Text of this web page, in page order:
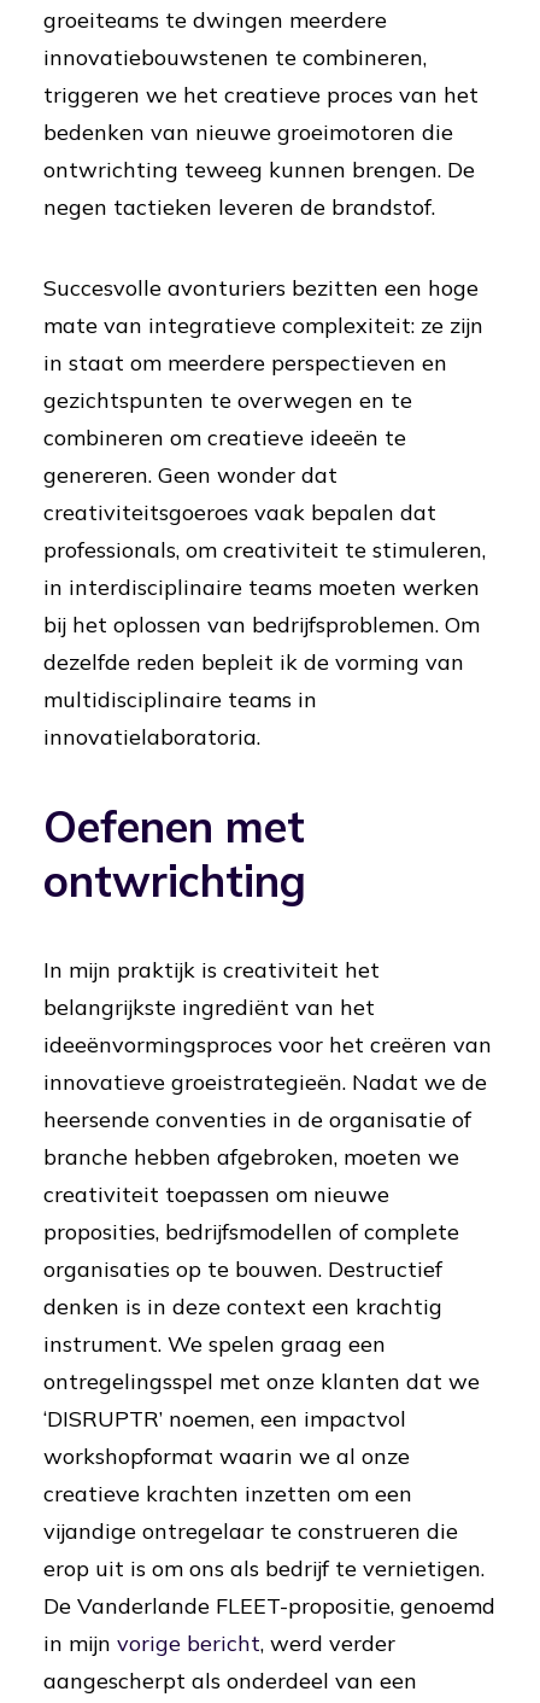
groeiteams te dwingen meerdere
innovatiebouwstenen te combineren,
triggeren we het creatieve proces van het
bedenken van nieuwe groeimotoren die
ontwrichting teweeg kunnen brengen. De
negen tactieken leveren de brandstof.
Succesvolle avonturiers bezitten een hoge
mate van integratieve complexiteit: ze zijn
in staat om meerdere perspectieven en
gezichtspunten te overwegen en te
combineren om creatieve ideeën te
genereren. Geen wonder dat
creativiteitsgoeroes vaak bepalen dat
professionals, om creativiteit te stimuleren,
in interdisciplinaire teams moeten werken
bij het oplossen van bedrijfsproblemen. Om
dezelfde reden bepleit ik de vorming van
multidisciplinaire teams in
innovatielaboratoria.
Oefenen met
ontwrichting
In mijn praktijk is creativiteit het
belangrijkste ingrediënt van het
ideeënvormingsproces voor het creëren van
innovatieve groeistrategieën. Nadat we de
heersende conventies in de organisatie of
branche hebben afgebroken, moeten we
creativiteit toepassen om nieuwe
proposities, bedrijfsmodellen of complete
organisaties op te bouwen. Destructief
denken is in deze context een krachtig
instrument. We spelen graag een
ontregelingsspel met onze klanten dat we
‘DISRUPTR’ noemen, een impactvol
workshopformat waarin we al onze
creatieve krachten inzetten om een
vijandige ontregelaar te construeren die
erop uit is om ons als bedrijf te vernietigen.
De Vanderlande FLEET-propositie, genoemd
in mijn vorige bericht, werd verder
aangescherpt als onderdeel van een